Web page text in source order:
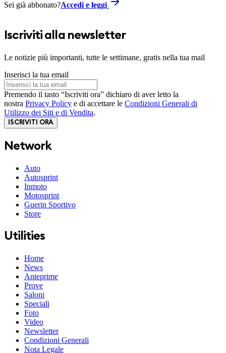
Sei già abbonato?Accedi e leggi
Iscriviti alla newsletter
Le notizie più importanti, tutte le settimane, gratis nella tua mail
Inserisci la tua email
Premendo il tasto “Iscriviti ora” dichiaro di aver letto la
nostra Privacy Policy e di accettare le Condizioni Generali di
Utilizzo dei Siti e di Vendita.
ISCRIVITI ORA
Network
Auto
Autosprint
Inmoto
Motosprint
Guerin Sportivo
Store
Utilities
Home
News
Anteprime
Prove
Saloni
Speciali
Foto
Video
Newsletter
Condizioni Generali
Nota Legale